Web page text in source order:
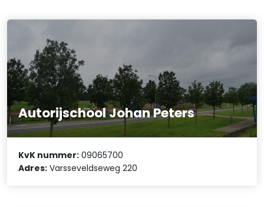
Autorijschool Johan Peters
KvK nummer: 09065700
Adres: Varsseveldseweg 220